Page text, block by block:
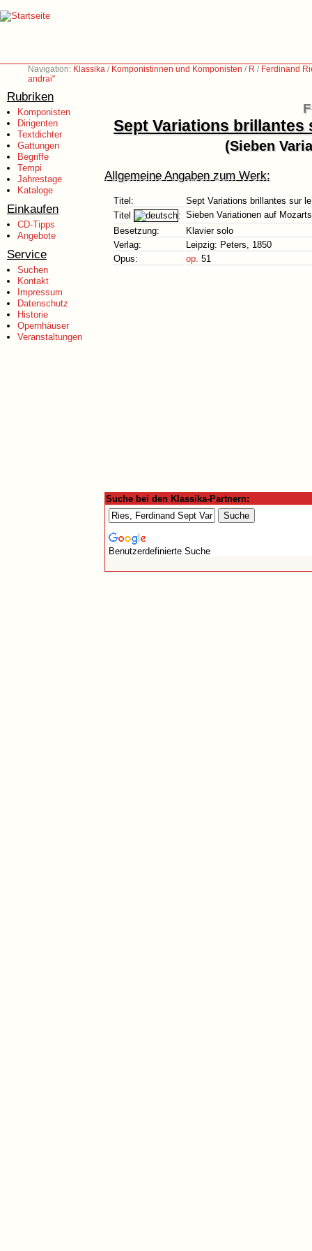
Navigation: Klassika / Komponistinnen und Komponisten / R / Ferdinand
andrai"
Rubriken
Komponisten
Dirigenten
Textdichter
Gattungen
Begriffe
Tempi
Jahrestage
Kataloge
Einkaufen
CD-Tipps
Angebote
Service
Suchen
Kontakt
Impressum
Datenschutz
Historie
Opernhäuser
Veranstaltungen
Sept Variations brillantes
(Sieben
Allgemeine Angaben zum Werk:
Titel:
Sept Variations brillantes sur
Titel
: Sieben Variationen auf
Besetzung:
Klavier solo
Verlag:
Leipzig: Peters, 1850
Opus:
op. 51
Suche bei den Klassika-Partnern:
Benutzerdefinierte Suche